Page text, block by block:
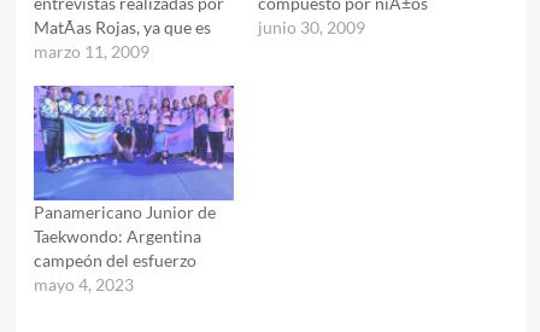
MatÃ­as Rojas, ya que es
parte de este medio, pero
entrevistado serÃ¡ Ã©l, ya
que fue nombrado por
Ireno Fargas como Jefe de
Prensa Oficial de los
megaeventos organizados
por su ya muy conocida…
marzo 11, 2009
desde los nueve hasta los
junio 30, 2009
Panamericano Junior de
Taekwondo: Argentina
campeón del esfuerzo
mayo 4, 2023